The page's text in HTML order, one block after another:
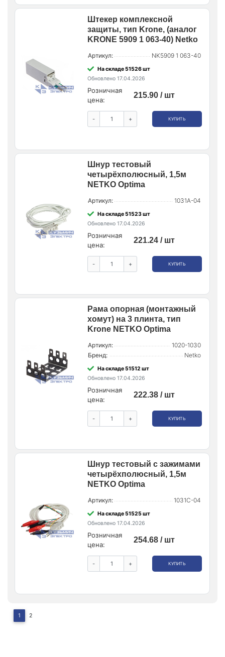
Штекер комплексной
защиты, тип Krone, (аналог
KRONE 5909 1 063-40) Netko
Артикул: NK5909 1 063-40
На складе 51526 шт
Обновлено 17.04.2026
Розничная
цена:
215.90 / шт
- + КУПИТЬ
Шнур тестовый
четырёхполюсный, 1,5м
NETKO Optima
Артикул: 1031A-04
На складе 51523 шт
Обновлено 17.04.2026
Розничная
цена:
221.24 / шт
- + КУПИТЬ
Рама опорная (монтажный
хомут) на 3 плинта, тип
Krone NETKO Optima
Артикул:
1020-1030
Бренд:
Netko
На складе 51512 шт
Обновлено 17.04.2026
Розничная
цена:
222.38 / шт
- + КУПИТЬ
Шнур тестовый с зажимами
четырёхполюсный, 1,5м
NETKO Optima
Артикул: 1031C-04
На складе 51525 шт
Обновлено 17.04.2026
Розничная
цена:
254.68 / шт
- + КУПИТЬ
1 2